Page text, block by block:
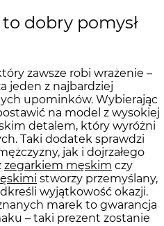
dobry pomysł
zawsze robi wrażenie –
jeden z najbardziej
upominków. Wybierając
na model z wysokiej
detalem, który wyróżni
Taki dodatek sprawdzi
jak i dojrzałego
zegarkiem męskim czy
stworzy przemyślany,
wyjątkowość okazji.
marek to gwarancja
– taki prezent zostanie